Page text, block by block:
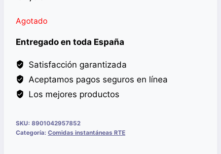
Agotado
Entregado en toda España
Satisfacción garantizada
Aceptamos pagos seguros en línea
Los mejores productos
SKU: 8901042957852
Categoría: Comidas instantáneas RTE